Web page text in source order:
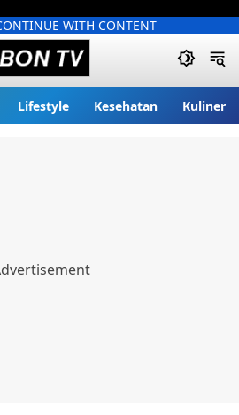
WITH CONTENT
Lifestyle Kesehatan Kuliner